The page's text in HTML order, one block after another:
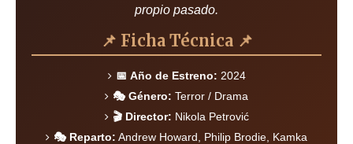
propio pasado.
📌 Ficha Técnica 📌
📅 Año de Estreno: 2024
🎭 Género: Terror / Drama
🎬 Director: Nikola Petrović
🎭 Reparto: Andrew Howard, Philip Brodie, Kamka